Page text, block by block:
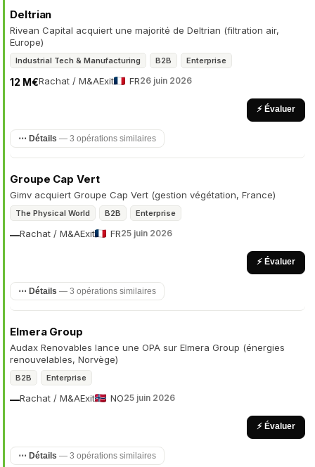
Deltrian
Rivean Capital acquiert une majorité de Deltrian (filtration air,
Europe)
Industrial Tech & Manufacturing B2B Enterprise
Rachat / M&A
12 M€ Exit FR26 juin 2026
⚡ Évaluer
⋯ Détails — 3 opérations similaires
Groupe Cap Vert
Gimv acquiert Groupe Cap Vert (gestion végétation, France)
The Physical World B2B Enterprise
Rachat / M&A
— Exit FR25 juin 2026
⚡ Évaluer
⋯ Détails — 3 opérations similaires
Elmera Group
Audax Renovables lance une OPA sur Elmera Group (énergies
renouvelables, Norvège)
B2B Enterprise
Rachat / M&A
— Exit NO25 juin 2026
⚡ Évaluer
⋯ Détails — 3 opérations similaires